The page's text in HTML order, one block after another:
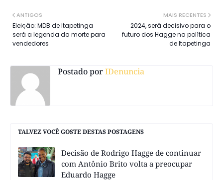
MAIS RECENTES
2024, será decisivo para o
futuro dos Hagge na política
de Itapetinga
ANTIGOS
Eleição: MDB de Itapetinga
será a legenda da morte para
vendedores
Postado porIDenuncia
TALVEZ VOCÊ GOSTE DESTAS POSTAGENS
Decisão de Rodrigo Hagge de continuar
com Antônio Brito volta a preocupar
Eduardo Hagge